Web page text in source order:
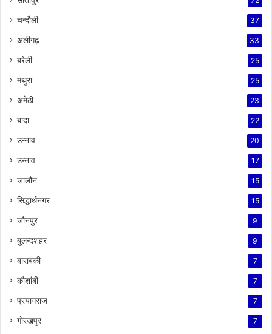
चन्दौली 37
अलीगढ़ 33
बरेली 25
मथुरा 25
अमेठी 23
बांदा 22
उन्नाव 20
उन्नाव 17
जालौन 15
सिद्धार्थनगर 15
जौनपुर 9
बुलन्दशहर 9
बाराबंकी 7
कौशांबी 7
प्रयागराज 7
गोरखपुर 7